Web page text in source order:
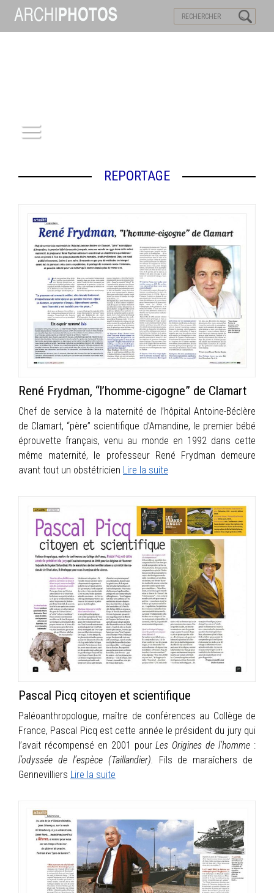
PATRIMOINE
REPORTAGE
PORTFOLIO
CONTACT
REPORTAGE
René Frydman, “l’homme-cigogne” de Clamart
Chef de service à la maternité de l’hôpital Antoine-Béclère
de Clamart, “père” scientifique d’Amandine, le premier bébé
éprouvette français, venu au monde en 1992 dans cette
même maternité, le professeur René Frydman demeure
avant tout un obstétricien Lire la suite
Pascal Picq citoyen et scientifique
Paléoanthropologue, maître de conférences au Collège de
France, Pascal Picq est cette année le président du jury qui
l’avait récompensé en 2001 pourLes Origines de l’homme :
l’odyssée de l’espèce (Taillandier). Fils de maraîchers de
Gennevilliers Lire la suite